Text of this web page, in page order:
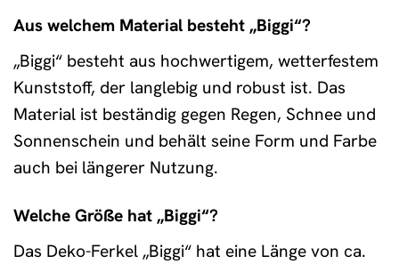
Aus welchem Material besteht „Biggi“?
„Biggi“ besteht aus hochwertigem, wetterfestem
Kunststoff, der langlebig und robust ist. Das
Material ist beständig gegen Regen, Schnee und
Sonnenschein und behält seine Form und Farbe
auch bei längerer Nutzung.
Welche Größe hat „Biggi“?
Das Deko-Ferkel „Biggi“ hat eine Länge von ca.